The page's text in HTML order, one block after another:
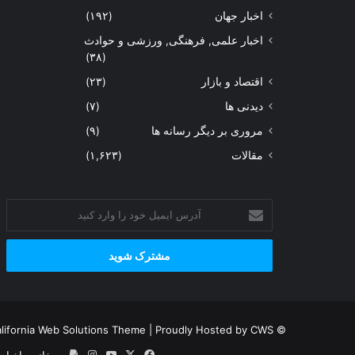
اخبار جهان
(۱۹۲)
اخبار علمی, فرهنگی, ورزشی و حوادث
(۳۸)
اقتصاد و بازار
(۲۳)
دیدنی ها
(۷)
مروری بر دیگر رسانه ها
(۹)
مقالات
(۱,۶۲۳)
ایمیل
خود
وارد
© Copyright 2026, Channel One HD, All Rights Reserved |
Web Solutions Theme | Proudly Hosted by CWS